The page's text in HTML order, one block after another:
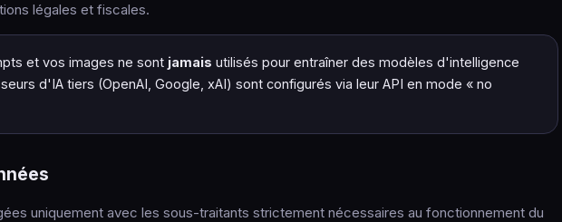
légales et fiscales.
et vos images ne sont jamais utilisés pour entraîner des modèles d'intelligence
d'IA tiers (OpenAI, Google, xAI) sont configurés via leur API en mode « no
uniquement avec les sous-traitants strictement nécessaires au fonctionnement du